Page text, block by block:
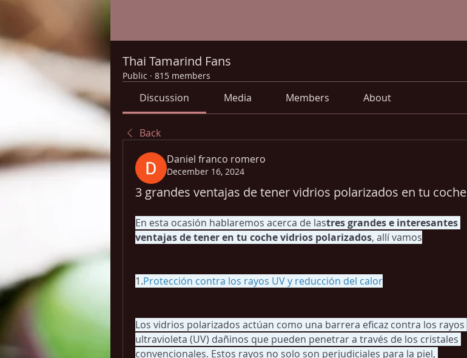
Thai Tamarind Fans
Public · 815 members
Discussion Media Members About
Back
Daniel franco romero
December 16, 2024
3 grandes ventajas de tener vidrios polarizados en tu coche
En esta ocasión hablaremos acerca de lastres grandes e interesantes
ventajas de tener en tu coche vidrios polarizados, allí vamos
1.Protección contra los rayos UV y reducción del calor​
Los vidrios polarizados actúan como una barrera eficaz contra los rayos
ultravioleta (UV) dañinos que pueden penetrar a través de los cristales
convencionales. Estos rayos no solo son perjudiciales para la piel,